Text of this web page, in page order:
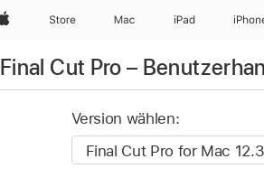
Apple Store Mac iPad
Final Cut Pro –
Version wählen: